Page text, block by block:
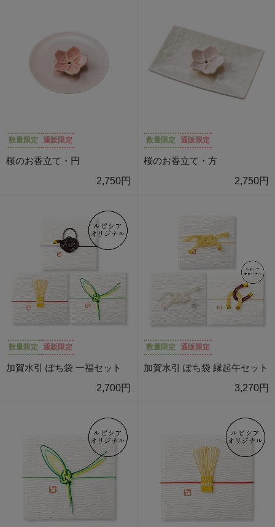
数量限定 通販限定
桜のお香立て・円
2,750円
数量限定 通販限定
桜のお香立て・方
2,750円
数量限定 通販限定
加賀水引 ぽち袋 一福セット
2,700円
数量限定 通販限定
加賀水引 ぽち袋 縁起午セット
3,270円